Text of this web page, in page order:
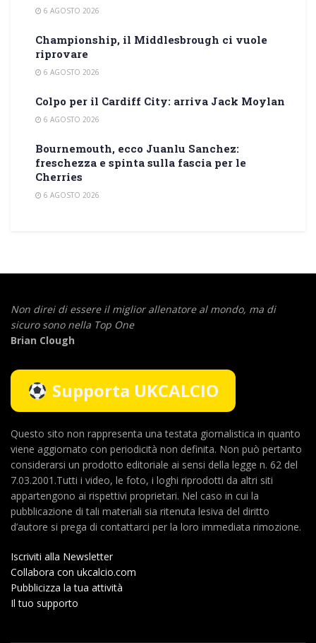
6 AGOSTO 2026
Championship, il Middlesbrough ci vuole
riprovare
6 AGOSTO 2026
Colpo per il Cardiff City: arriva Jack Moylan
6 AGOSTO 2026
Bournemouth, ecco Juanlu Sanchez:
freschezza e spinta sulla fascia per le
Cherries
6 AGOSTO 2026
Non direi di essere il miglior allenatore al mondo, ma di
sicuro sono nella Top One
Brian Clough
Supporta UKCALCIO
Questo sito non rappresenta una testata giornalistica in quanto
viene aggiornato con periodicità non definita. Non può pertanto
considerarsi un prodotto editoriale ai sensi della legge n. 62 del
7.03.2001.Tutti i video, le foto, i loghi riprodotti da altri siti
appartengono ai rispettivi proprietari. Nel caso in cui la
pubblicazione di tali materiali sia ritenuta lesiva del diritto
d’autore si prega di contattarci per la loro immediata rimozione.
Iscriviti alla Newsletter
Collabora con ukcalcio.com
Pubblicizza la tua attività
Il tuo supporto